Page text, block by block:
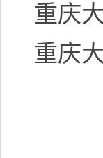
重庆
重庆